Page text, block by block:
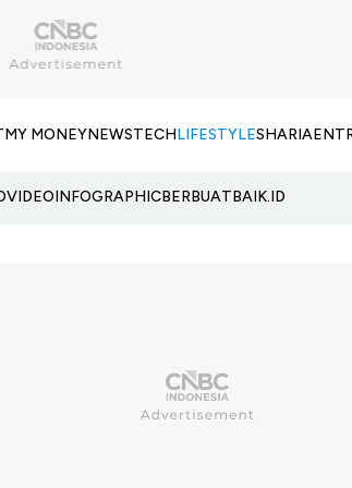
MY MONEYNEWSTECHLIFESTYLESHARIA
VIDEOINFOGRAPHICBERBUATBAIK.ID